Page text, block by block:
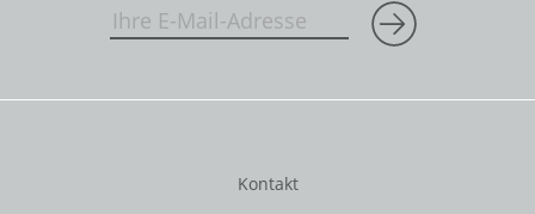
Kontakt